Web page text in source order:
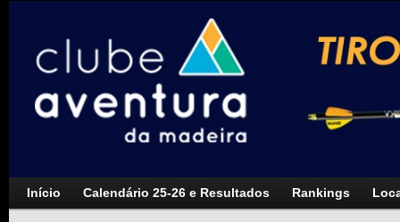
Início Calendário 25-26 e Resultados Rankings